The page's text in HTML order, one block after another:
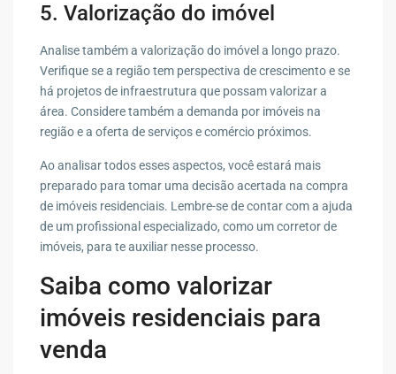
5. Valorização do imóvel
Analise também a valorização do imóvel a longo prazo.
Verifique se a região tem perspectiva de crescimento e se
há projetos de infraestrutura que possam valorizar a
área. Considere também a demanda por imóveis na
região e a oferta de serviços e comércio próximos.
Ao analisar todos esses aspectos, você estará mais
preparado para tomar uma decisão acertada na compra
de imóveis residenciais. Lembre-se de contar com a ajuda
de um profissional especializado, como um corretor de
imóveis, para te auxiliar nesse processo.
Saiba como valorizar
imóveis residenciais para
venda